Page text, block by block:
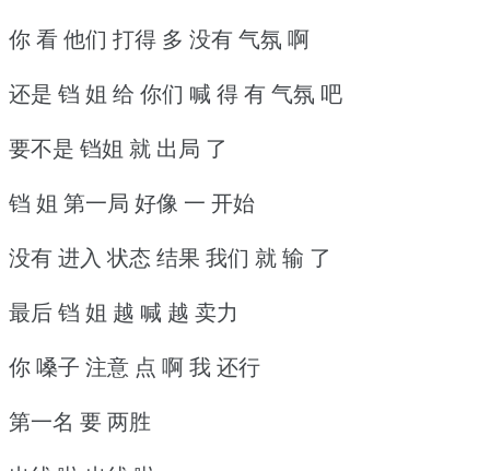
你 看 他们 打得 多 没有 气氛 啊
还是 铛 姐 给 你们 喊 得 有 气氛 吧
要不是 铛姐 就 出局 了
铛 姐 第一局 好像 一 开始
没有 进入 状态 结果 我们 就 输 了
最后 铛 姐 越 喊 越 卖力
你 嗓子 注意 点 啊 我 还行
第一名 要 两胜